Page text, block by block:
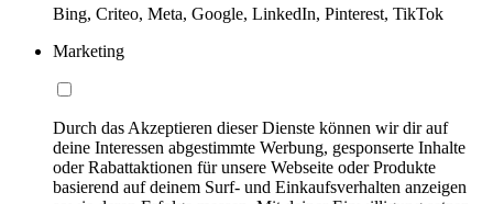
Bing, Criteo, Meta, Google, LinkedIn, Pinterest, TikTok
Marketing
Durch das Akzeptieren dieser Dienste können wir dir auf
deine Interessen abgestimmte Werbung, gesponserte Inhalte
oder Rabattaktionen für unsere Webseite oder Produkte
basierend auf deinem Surf- und Einkaufsverhalten anzeigen